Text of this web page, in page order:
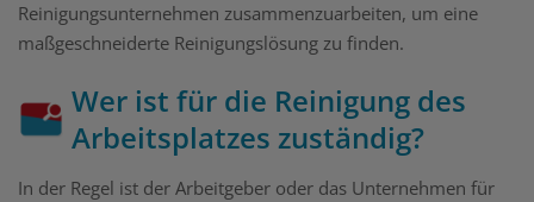
Reinigungsunternehmen zusammenzuarbeiten, um eine
maßgeschneiderte Reinigungslösung zu finden.
Wer ist für die Reinigung des
Arbeitsplatzes zuständig?
In der Regel ist der Arbeitgeber oder das Unternehmen für